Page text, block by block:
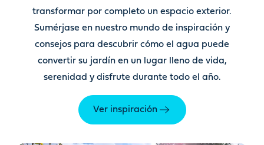
transformar por completo un espacio exterior.
Sumérjase en nuestro mundo de inspiración y
consejos para descubrir cómo el agua puede
convertir su jardín en un lugar lleno de vida,
serenidad y disfrute durante todo el año.
Ver inspiración